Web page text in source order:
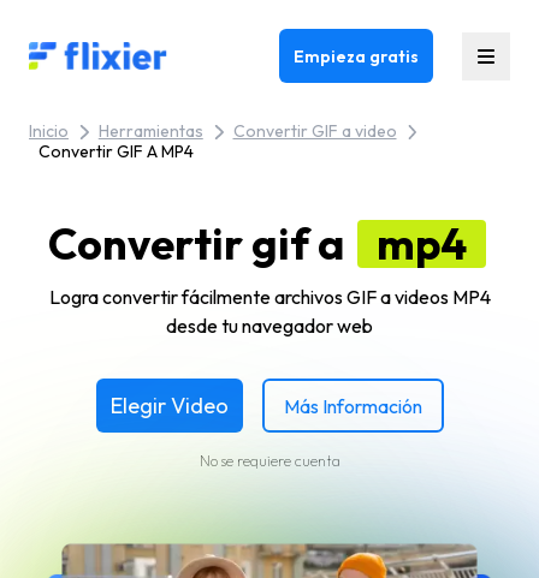
Flixier logo - Home Empieza gratis
Inicio Herramientas
Convertir GIF a video
Convertir GIF A MP4
Convertir gif a mp4
Logra convertir fácilmente archivos GIF a videos MP4
desde tu navegador web
Elegir Video Más Información
No se requiere cuenta